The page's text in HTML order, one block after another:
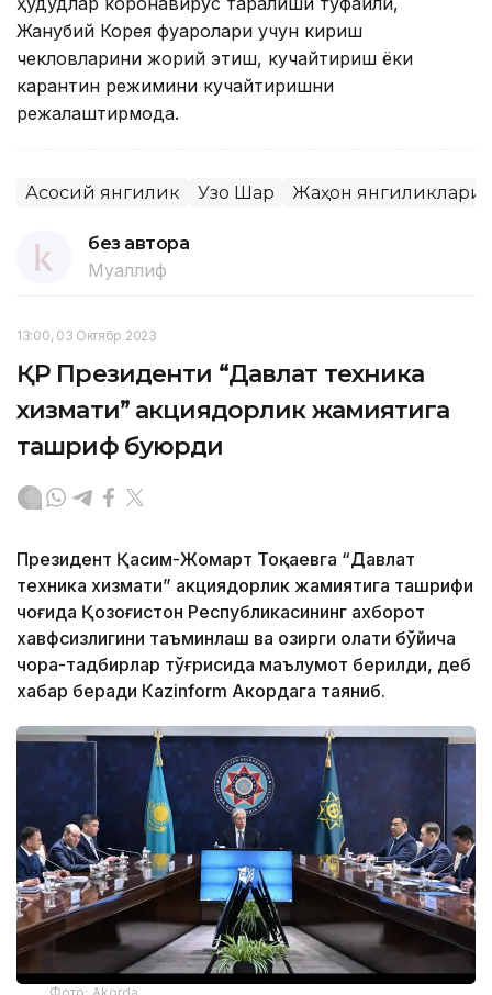
Жанубий Корея фуқаролари учун кириш
чекловларини жорий этиш, кучайтириш ёки
карантин режимини кучайтиришни
режалаштирмоқда.
Асосий янгилик Узоқ Шарқ Жаҳон янгиликлари
без автора
Муаллиф
13:00, 03 Октябр 2023
ҚР Президенти “Давлат техника
хизмати” акциядорлик жамиятига
ташриф буюрди
Президент Қасим-Жомарт Тоқаевга “Давлат
техника хизмати” акциядорлик жамиятига ташрифи
чоғида Қозоғистон Республикасининг ахборот
хавфсизлигини таъминлаш ва ҳозирги ҳолати бўйича
чора-тадбирлар тўғрисида маълумот берилди, деб
хабар беради Каzinform Акордага таяниб.